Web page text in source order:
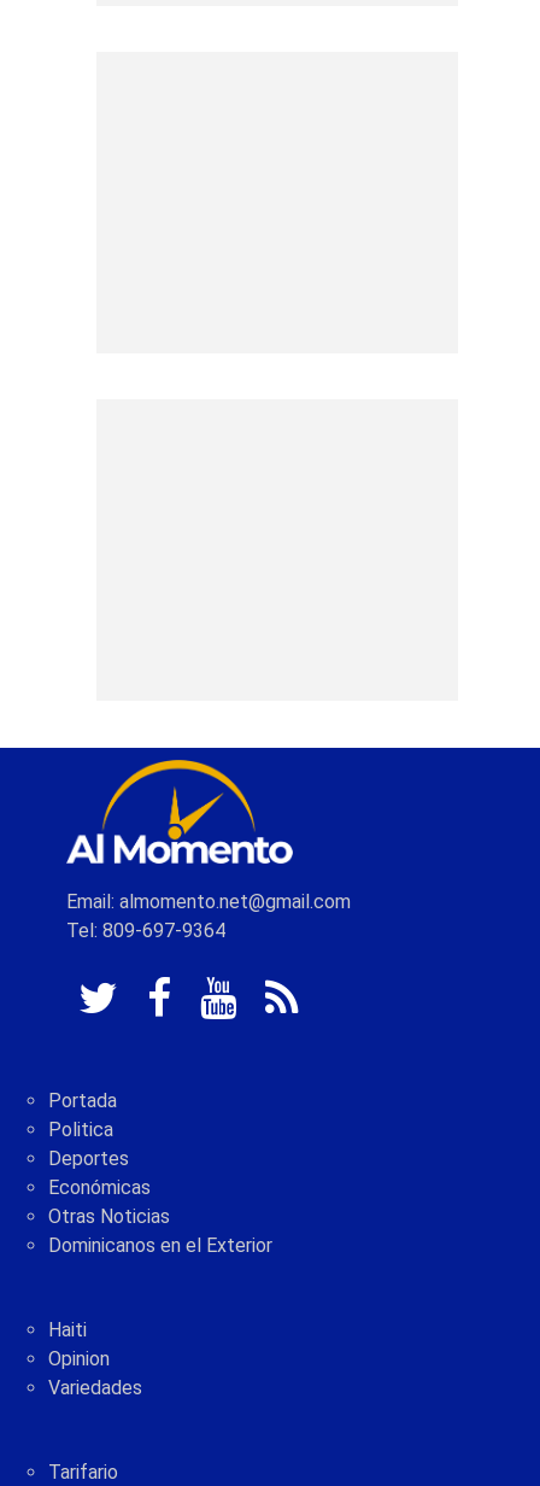
Email: almomento.net@gmail.com
Tel: 809-697-9364
Portada
Politica
Deportes
Económicas
Otras Noticias
Dominicanos en el Exterior
Haiti
Opinion
Variedades
Tarifario